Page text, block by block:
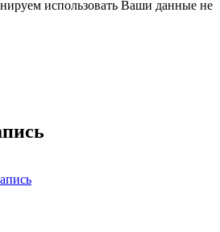
использовать Ваши данные не